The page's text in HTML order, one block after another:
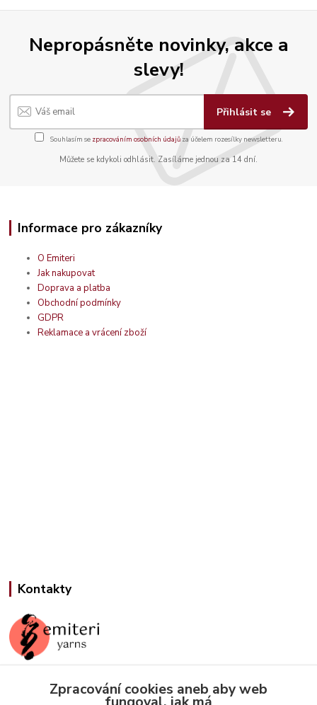
Nepropásněte novinky, akce a
slevy!
Přihlásit se
Souhlasím se zpracováním osobních údajůza účelem rozesílky newsletteru.
Můžete se kdykoli odhlásit. Zasíláme jednou za 14 dní.
Informace pro zákazníky
O Emiteri
Jak nakupovat
Doprava a platba
Obchodní podmínky
GDPR
Reklamace a vrácení zboží
Kontakty
Jana Slámová
+420 608 507 824
Zpracování cookies aneb aby web